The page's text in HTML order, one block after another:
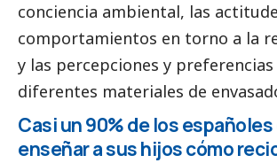
conciencia ambiental, las
comportamientos en torno a la
y las percepciones y preferencias
diferentes materiales de
Casi un 90% de los
enseñar a sus hijos cómo